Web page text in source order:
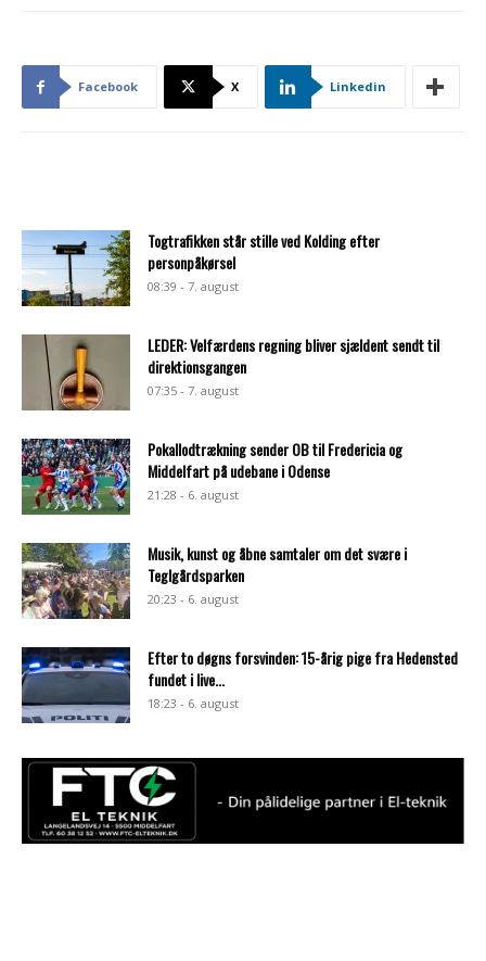
Facebook X Linkedin
Togtrafikken står stille ved Kolding efter
personpåkørsel
08:39 - 7. august
LEDER: Velfærdens regning bliver sjældent sendt til
direktionsgangen
07:35 - 7. august
Pokallodtrækning sender OB til Fredericia og
Middelfart på udebane i Odense
21:28 - 6. august
Musik, kunst og åbne samtaler om det svære i
Teglgårdsparken
20:23 - 6. august
Efter to døgns forsvinden: 15-årig pige fra Hedensted
fundet i live...
18:23 - 6. august